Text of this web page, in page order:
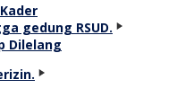
Dilelang